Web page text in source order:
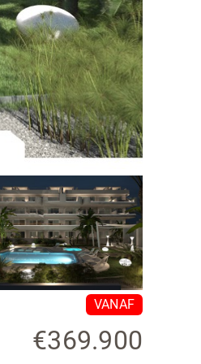
€369.900
VANAF